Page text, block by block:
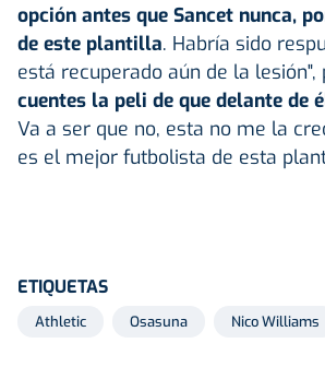
opción antes que Sancet nunca,
de este plantilla. Habría sido
está recuperado aún de la lesión",
cuentes la peli de que delante de
Va a ser que no, esta no me la
es el mejor futbolista de esta
ETIQUETAS
Athletic Osasuna Nico Williams